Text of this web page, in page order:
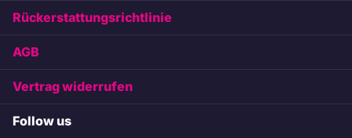
Rückerstattungsrichtlinie
AGB
Vertrag widerrufen
Follow us